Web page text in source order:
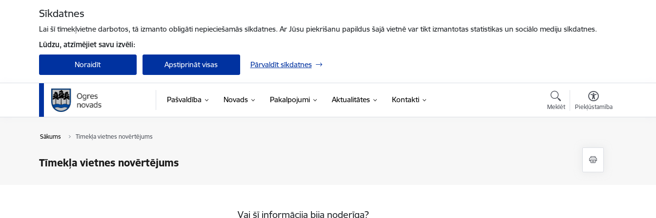
Sīkdatnes
Lai šī tīmekļvietne darbotos, tā izmanto obligāti nepieciešamās sīkdatnes. Ar Jūsu piekrišanu papildus šajā vietnē var tikt izmantotas statistikas un sociālo mediju sīkdatnes.
Lūdzu, atzīmējiet savu izvēli:
Noraidīt Apstiprināt visas Pārvaldīt sīkdatnes
Pašvaldība Novads Pakalpojumi Aktualitātes Kontakti
Meklēt Piekļūstamība
Sākums Tīmekļa vietnes novērtējums
Tīmekļa vietnes novērtējums
Vai šī informācija bija noderīga?